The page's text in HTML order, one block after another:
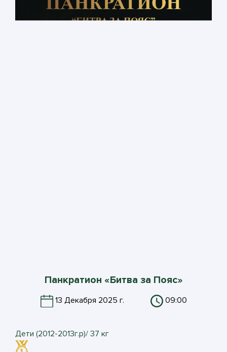
Панкратион «Битва за Пояс»
13 Декабря 2025 г. 09:00
Дети (2012-2013г.р)/ 37 кг